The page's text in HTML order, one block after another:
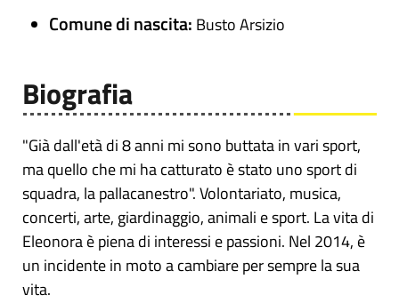
Comune di nascita: Busto Arsizio
Biografia
"Già dall'età di 8 anni mi sono buttata in vari sport,
ma quello che mi ha catturato è stato uno sport di
squadra, la pallacanestro". Volontariato, musica,
concerti, arte, giardinaggio, animali e sport. La vita di
Eleonora è piena di interessi e passioni. Nel 2014, è
un incidente in moto a cambiare per sempre la sua
vita.